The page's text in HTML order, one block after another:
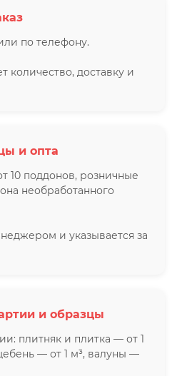
по телефону.
количество, доставку и
и опта
10 поддонов, розничные
необработанного
и указывается за
и образцы
плитняк и плитка — от 1
— от 1 м³, валуны —